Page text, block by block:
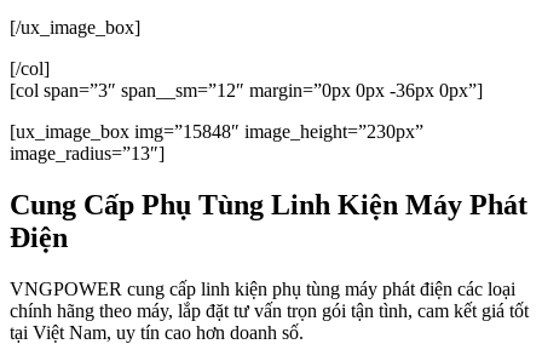
[/ux_image_box]
[/col]
[col span=”3″ span__sm=”12″ margin=”0px 0px -36px 0px”]
[ux_image_box img=”15848″ image_height=”230px”
image_radius=”13″]
Cung Cấp Phụ Tùng Linh Kiện Máy Phát
Điện
VNGPOWER cung cấp linh kiện phụ tùng máy phát điện các loại
chính hãng theo máy, lắp đặt tư vấn trọn gói tận tình, cam kết giá tốt
tại Việt Nam, uy tín cao hơn doanh số.